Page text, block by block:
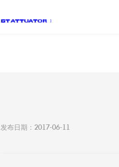
发布日期：2017-06-11